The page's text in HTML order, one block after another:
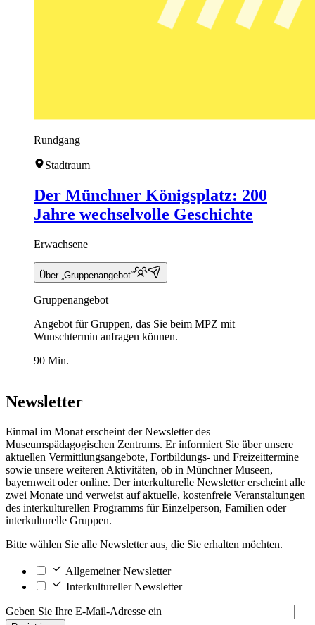
Rundgang
Stadtraum
Der Münchner Königsplatz: 200
Jahre wechselvolle Geschichte
Erwachsene
Über „Gruppenangebot“
Gruppenangebot
Angebot für Gruppen, das Sie beim MPZ mit
Wunschtermin anfragen können.
90 Min.
Newsletter
Einmal im Monat erscheint der Newsletter des
Museumspädagogischen Zentrums. Er informiert Sie über unsere
aktuellen Vermittlungsangebote, Fortbildungs- und Freizeittermine
sowie unsere weiteren Aktivitäten, ob in Münchner Museen,
bayernweit oder online. Der interkulturelle Newsletter erscheint alle
zwei Monate und verweist auf aktuelle, kostenfreie Veranstaltungen
des interkulturellen Programms für Einzelperson, Familien oder
interkulturelle Gruppen.
Bitte wählen Sie alle Newsletter aus, die Sie erhalten möchten.
Allgemeiner Newsletter
Interkultureller Newsletter
Geben Sie Ihre E-Mail-Adresse ein